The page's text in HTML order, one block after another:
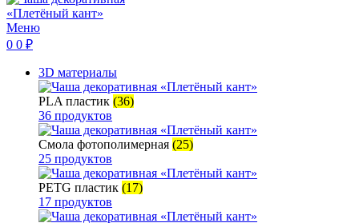
Меню
0 0 ₽
3D материалы
PLA пластик (36)
36 продуктов
Смола фотополимерная (25)
25 продуктов
PETG пластик (17)
17 продуктов